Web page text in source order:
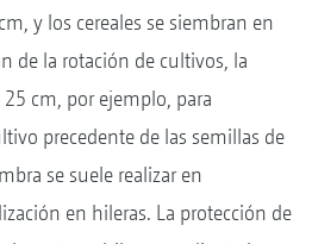
y los cereales se siembran en
de la rotación de cultivos, la
cm, por ejemplo, para
precedente de las semillas de
se suele realizar en
en hileras. La protección de